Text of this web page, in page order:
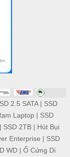
2.5 SATA| SSD
Laptop| SSD
SSD 2TB| Hút Bụi
Enterprise | SSD
WD| Ổ Cứng Di